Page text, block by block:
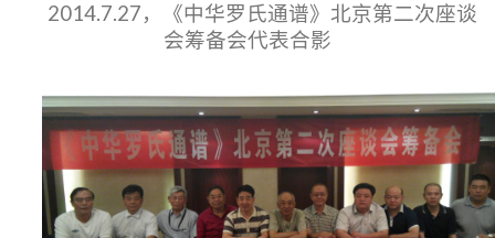
2014.7.27，《中华罗氏通谱》北京第二次座谈
会筹备会代表合影